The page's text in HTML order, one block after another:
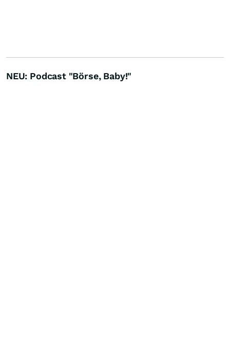
NEU: Podcast "Börse, Baby!"